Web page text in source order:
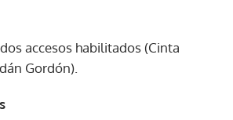
accesos habilitados (Cinta
Gordón).